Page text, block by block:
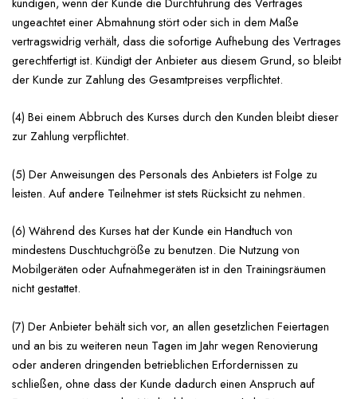
ungeachtet einer Abmahnung stört oder sich in dem Maße
vertragswidrig verhält, dass die sofortige Aufhebung des Vertrages
gerechtfertigt ist. Kündigt der Anbieter aus diesem Grund, so bleibt
der Kunde zur Zahlung des Gesamtpreises verpflichtet.
(4) Bei einem Abbruch des Kurses durch den Kunden bleibt dieser
zur Zahlung verpflichtet.
(5) Der Anweisungen des Personals des Anbieters ist Folge zu
leisten. Auf andere Teilnehmer ist stets Rücksicht zu nehmen.
(6) Während des Kurses hat der Kunde ein Handtuch von
mindestens Duschtuchgröße zu benutzen. Die Nutzung von
Mobilgeräten oder Aufnahmegeräten ist in den Trainingsräumen
nicht gestattet.
(7) Der Anbieter behält sich vor, an allen gesetzlichen Feiertagen
und an bis zu weiteren neun Tagen im Jahr wegen Renovierung
oder anderen dringenden betrieblichen Erfordernissen zu
schließen, ohne dass der Kunde dadurch einen Anspruch auf